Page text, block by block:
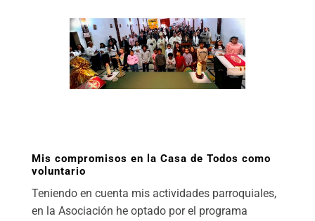
Mis compromisos en la Casa de Todos como
voluntario
Teniendo en cuenta mis actividades parroquiales,
en la Asociación he optado por el programa